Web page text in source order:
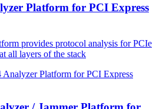
Platform for PCI Express
provides protocol analysis for PCIe
all layers of the stack